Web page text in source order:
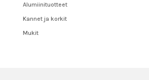
Alumiinituotteet
Kannet ja korkit
Mukit